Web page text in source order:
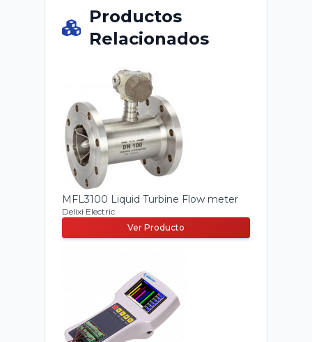
Productos
Relacionados
MFL3100 Liquid Turbine Flow meter
Delixi Electric
Ver Producto